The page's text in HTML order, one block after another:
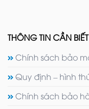
THÔNG TIN CẦN BIẾT
Chính sách bảo
Quy định – hình
Chính sách bảo